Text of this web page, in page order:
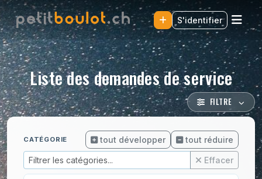
S'identifier
Liste des demandes de service
FILTRE
CATÉGORIE tout développer tout réduire
Effacer